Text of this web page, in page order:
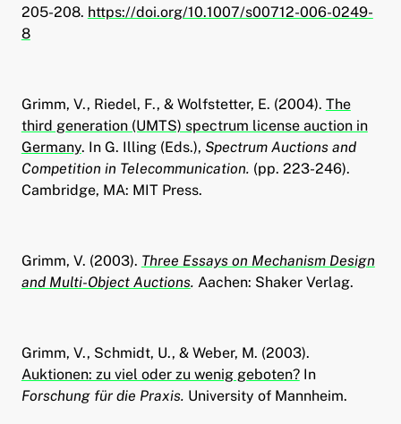
205-208. https://doi.org/10.1007/s00712-006-0249-
8
Grimm, V., Riedel, F., & Wolfstetter, E. (2004). The
third generation (UMTS) spectrum license auction in
Germany. In G. Illing (Eds.), Spectrum Auctions and
Competition in Telecommunication. (pp. 223-246).
Cambridge, MA: MIT Press.
Grimm, V. (2003). Three Essays on Mechanism Design
and Multi-Object Auctions. Aachen: Shaker Verlag.
Grimm, V., Schmidt, U., & Weber, M. (2003).
Auktionen: zu viel oder zu wenig geboten?In
Forschung für die Praxis. University of Mannheim.